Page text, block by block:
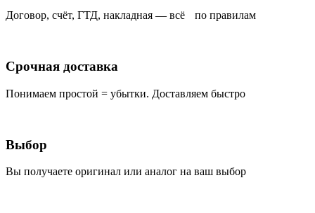
Договор, счёт, ГТД, накладная — всё по правилам
Срочная доставка
Понимаем простой = убытки. Доставляем быстро
Выбор
Вы получаете оригинал или аналог на ваш выбор